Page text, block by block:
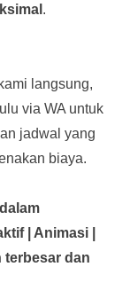
.
langsung,
via WA untuk
jadwal yang
biaya.
| Animasi |
terbesar dan